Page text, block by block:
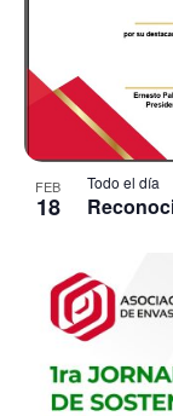
FEB
18
Todo el día